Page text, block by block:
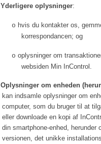
Yderligere oplysninger:
o hvis du kontakter os,
korrespondancen; og
o oplysninger om
websiden Min InControl.
Oplysninger om enheden
kan indsamle oplysninger om
computer, som du bruger til at
eller downloade en kopi af
din smartphone-enhed, herunder
versionen, det unikke